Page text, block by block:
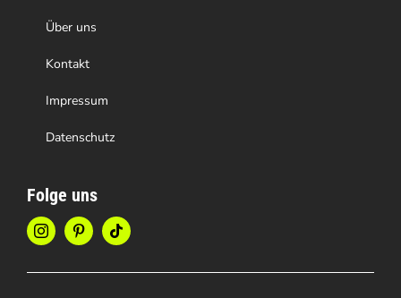
Über uns
Kontakt
Impressum
Datenschutz
Folge uns